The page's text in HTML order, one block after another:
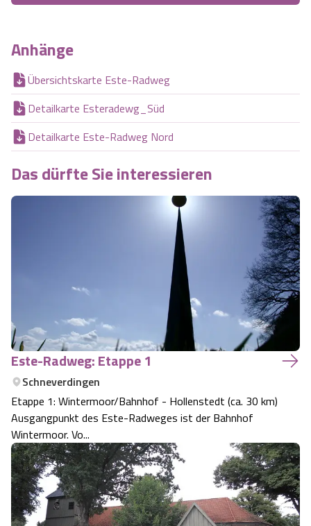
Anhänge
Übersichtskarte Este-Radweg
Detailkarte Esteradewg_Süd
Detailkarte Este-Radweg Nord
Das dürfte Sie interessieren
Este-Radweg: Etappe 1
Schneverdingen
Etappe 1: Wintermoor/Bahnhof - Hollenstedt (ca. 30 km)
Ausgangpunkt des Este-Radweges ist der Bahnhof
Wintermoor. Vo...